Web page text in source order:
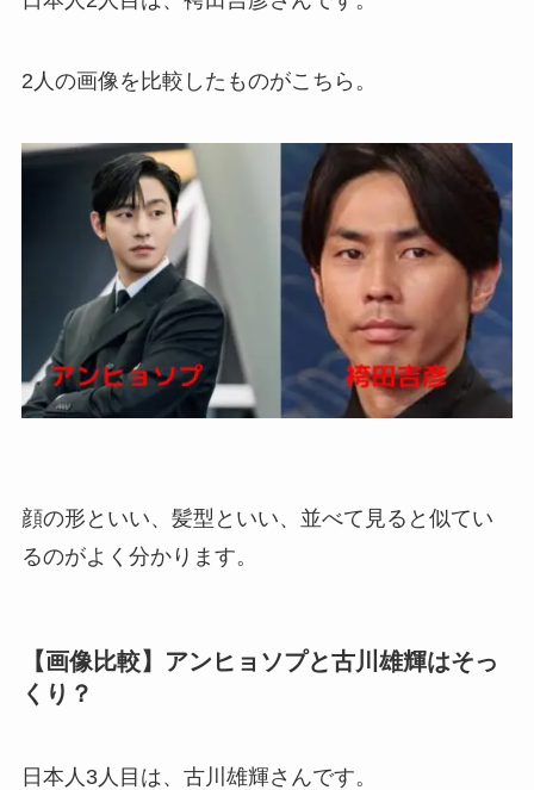
2人の画像を比較したものがこちら。
顔の形といい、髪型といい、並べて見ると似てい
るのがよく分かります。
【画像比較】アンヒョソプと古川雄輝はそっ
くり？
日本人3人目は、古川雄輝さんです。